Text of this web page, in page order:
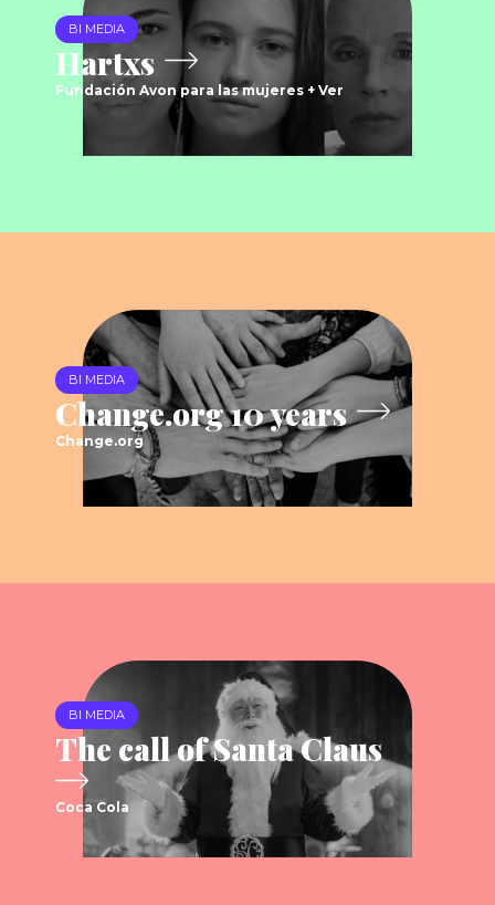
BI MEDIA
Hartxs
Fundación Avon para las mujeres + Ver
BI MEDIA
Change.org 10 years
Change.org
BI MEDIA
The call of Santa Claus
Coca Cola